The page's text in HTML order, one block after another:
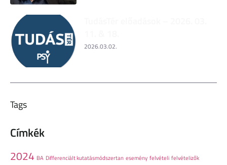
2026.03.02.
Tags
Címkék
2024 BA Differenciált kutatásmódszertan esemény felvételi felvételizők